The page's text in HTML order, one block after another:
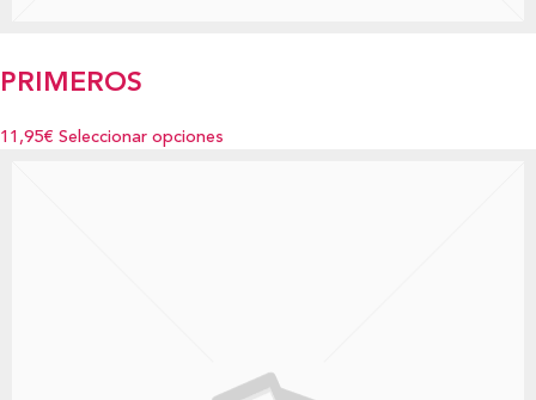
PRIMEROS
11,95€ Seleccionar opciones